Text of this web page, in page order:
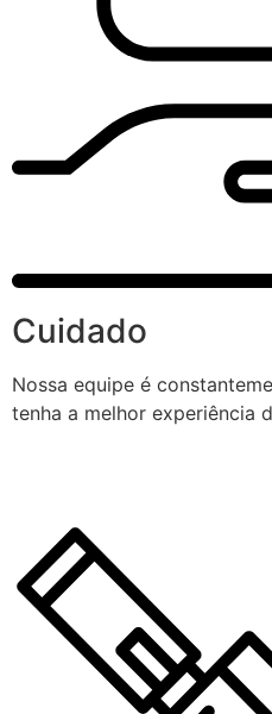
Cuidado
Nossa equipe é
tenha a melhor experiência